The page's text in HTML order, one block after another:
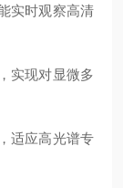
实时观察高清
实现对显微多
适应高光谱专